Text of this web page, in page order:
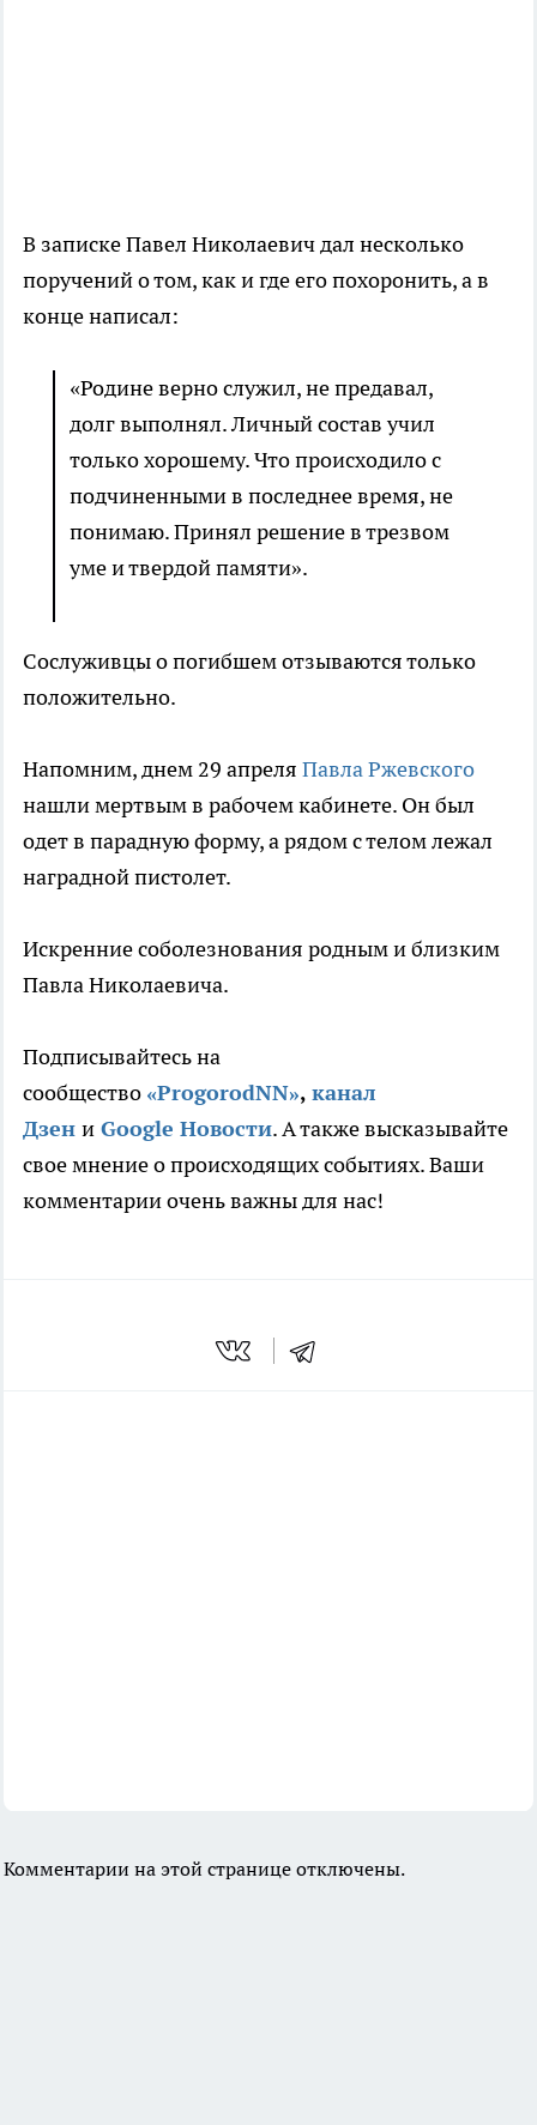
В записке Павел Николаевич дал несколько
поручений о том, как и где его похоронить, а в
конце написал:
«Родине верно служил, не предавал,
долг выполнял. Личный состав учил
только хорошему. Что происходило с
подчиненными в последнее время, не
понимаю. Принял решение в трезвом
уме и твердой памяти».
Сослуживцы о погибшем отзываются только
положительно.
Напомним, днем 29 апреля Павла Ржевского
нашли мертвым в рабочем кабинете. Он был
одет в парадную форму, а рядом с телом лежал
наградной пистолет.
Искренние соболезнования родным и близким
Павла Николаевича.
Подписывайтесь на
сообщество «ProgorodNN», канал
Дзен и Google Новости. А также высказывайте
свое мнение о происходящих событиях. Ваши
комментарии очень важны для нас!
Комментарии на этой странице отключены.